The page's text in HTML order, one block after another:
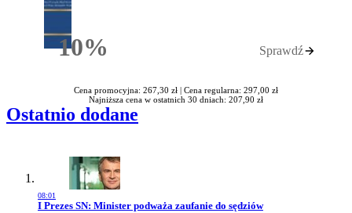
10%Rabatu Sprawdź
Cena promocyjna: 267,30 zł | Cena regularna: 297,00 zł
Najniższa cena w ostatnich 30 dniach: 207,90 zł
Ostatnio dodane
08:01
Przejdź do artykułu:
I Prezes SN: Minister podważa zaufanie do sędziów